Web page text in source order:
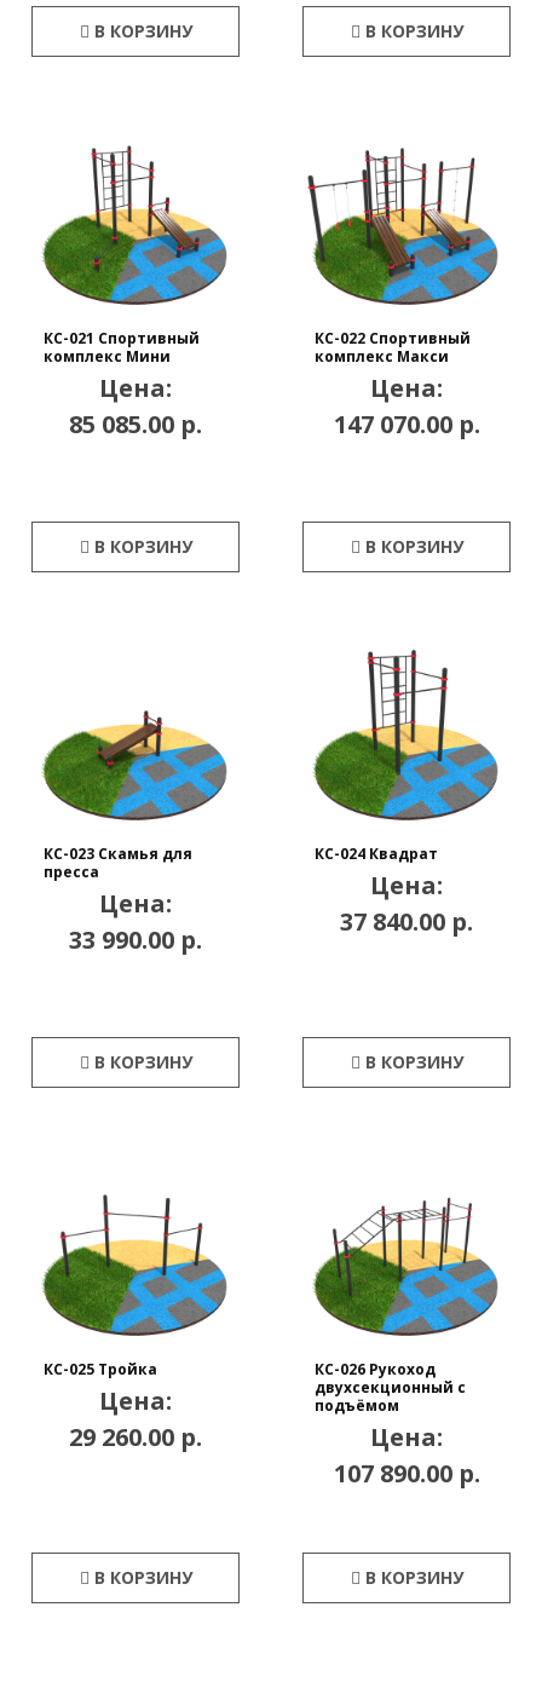
В КОРЗИНУ В КОРЗИНУ
КС-021 Спортивный
комплекс Мини
Цена:
85 085.00 р.
В КОРЗИНУ
КС-022 Спортивный
комплекс Макси
Цена:
147 070.00 р.
В КОРЗИНУ
КС-023 Скамья для
пресса
Цена:
33 990.00 р.
В КОРЗИНУ
КС-024 Квадрат
Цена:
37 840.00 р.
В КОРЗИНУ
КС-025 Тройка
Цена:
29 260.00 р.
В КОРЗИНУ
КС-026 Рукоход
двухсекционный с
подъёмом
Цена:
107 890.00 р.
В КОРЗИНУ